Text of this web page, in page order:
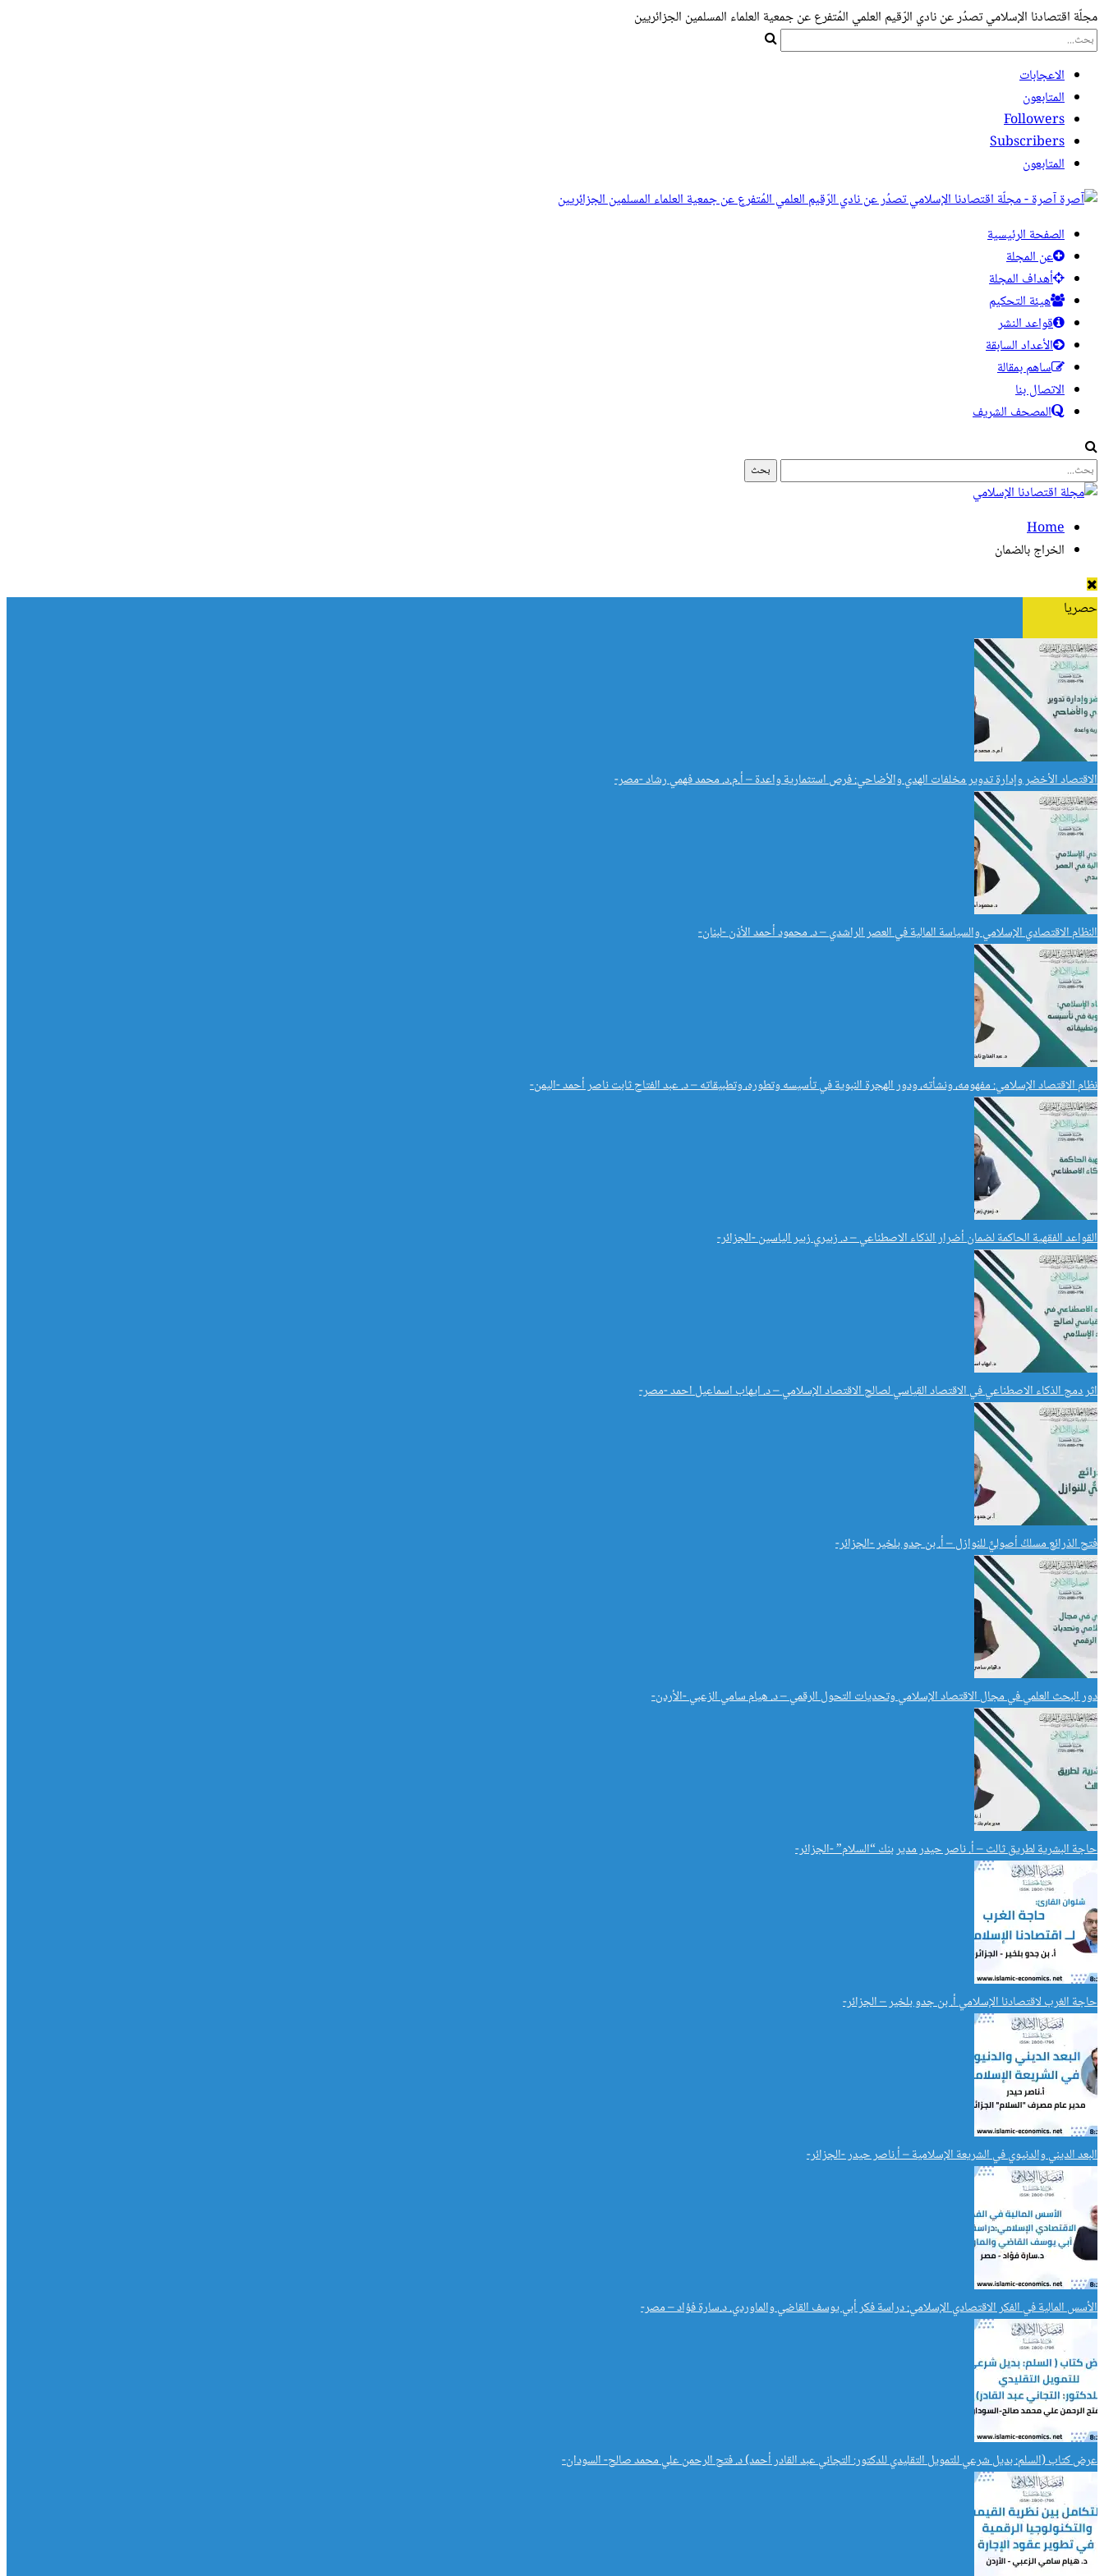
مجلّة اقتصادنا الإسلامي تصدُر عن نادي الرّقيم العلمي المُتفرع عن جمعية العلماء المسلمين الجزائريين
الاعجابات
المتابعون
Followers
Subscribers
المتابعون
آصرة - مجلّة اقتصادنا الإسلامي تصدُر عن نادي الرّقيم العلمي المُتفرع عن جمعية العلماء المسلمين الجزائريين
الصفحة الرئيسية
عن المجلة
أهداف المجلة
هيئة التحكيم
قواعد النشر
الأعداد السابقة
ساهم بمقالة
الاتصال بنا
المصحف الشريف
Home
الخراج بالضمان
حصريا
الاقتصاد الأخضر وإدارة تدوير مخلفات الهدي والأضاحي: فرص استثمارية واعدة – أ.م.د. محمد فهمي رشاد -مصر-
النظام الاقتصادي الإسلامي والسياسة المالية في العصر الراشدي – د. محمود أحمد الأذن -لبنان-
نظام الاقتصاد الإسلامي: مفهومه، ونشأته، ودور الهجرة النبوية في تأسيسه وتطوره، وتطبيقاته – د. عبد الفتاح ثابت ناصر أحمد -اليمن-
القواعد الفقهية الحاكمة لضمان أضرار الذكاء الاصطناعي – د. زبيري زبير الياسين -الجزائر-
اثر دمج الذكاء الاصطناعي في الاقتصاد القياسي لصالح الاقتصاد الإسلامي – د. ايهاب اسماعيل احمد -مصر-
فتح الذرائع مسلكُ أصوليٌّ للنوازل – أ. بن جدو بلخير -الجزائر-
دور البحث العلمي في مجال الاقتصاد الإسلامي وتحديات التحول الرقمي – د. هيام سامي الزعبي -الأردن-
حاجة البشرية لطريق ثالث – أ. ناصر حيدر مدير بنك “السلام” -الجزائر-
حاجة الغرب لاقتصادنا الإسلامي أ. بن جدو بلخير – الجزائر-
البعد الديني والدنيوي في الشريعة الإسلامية – أ.ناصر حيدر -الجزائر-
الأسس المالية في الفكر الاقتصادي الإسلامي: دراسة فكر أبي يوسف القاضي والماوردي. د.سارة فؤاد – مصر-
عرض كتاب (السلم: بديل شرعي للتمويل التقليدي للدكتور: التجاني عبد القادر أحمد) د. فتح الرحمن علي محمد صالح- السودان-